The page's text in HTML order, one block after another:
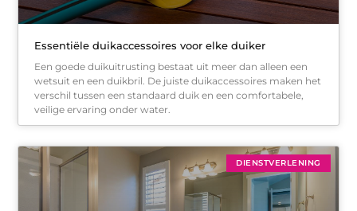
Essentiële duikaccessoires voor elke duiker
Een goede duikuitrusting bestaat uit meer dan alleen een
wetsuit en een duikbril. De juiste duikaccessoires maken het
verschil tussen een standaard duik en een comfortabele,
veilige ervaring onder water.
DIENSTVERLENING